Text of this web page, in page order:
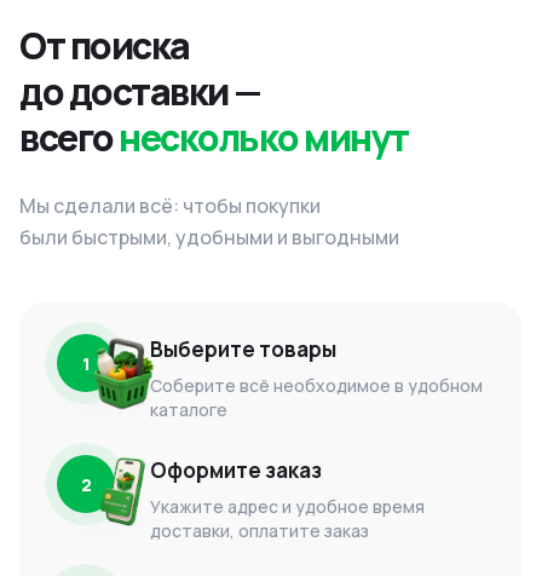
От поиска
до доставки —
всегонесколько минут
Мы сделали всё: чтобы покупки
были быстрыми, удобными и выгодными
1 Выберите товары
Соберите всё необходимое в удобном
каталоге
2 Оформите заказ
Укажите адрес и удобное время
доставки, оплатите заказ